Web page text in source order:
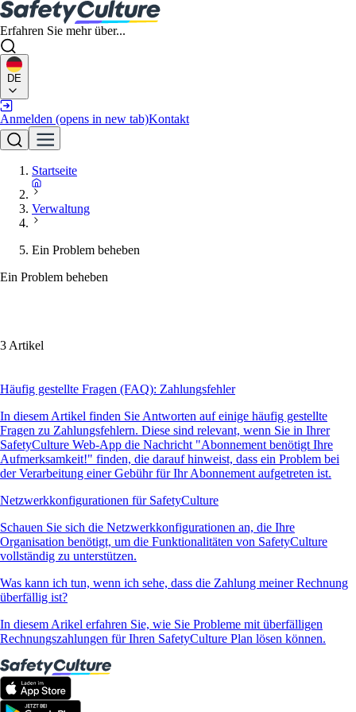
Erfahren Sie mehr über...
DE
Anmelden (opens in new tab)Kontakt
Startseite
Verwaltung
Ein Problem beheben
Ein Problem beheben
3 Artikel
Häufig gestellte Fragen (FAQ): Zahlungsfehler
In diesem Artikel finden Sie Antworten auf einige häufig gestellte
Fragen zu Zahlungsfehlern. Diese sind relevant, wenn Sie in Ihrer
SafetyCulture Web-App die Nachricht "Abonnement benötigt Ihre
Aufmerksamkeit!" finden, die darauf hinweist, dass ein Problem bei
der Verarbeitung einer Gebühr für Ihr Abonnement aufgetreten ist.
Netzwerkkonfigurationen für SafetyCulture
Schauen Sie sich die Netzwerkkonfigurationen an, die Ihre
Organisation benötigt, um die Funktionalitäten von SafetyCulture
vollständig zu unterstützen.
Was kann ich tun, wenn ich sehe, dass die Zahlung meiner Rechnung
überfällig ist?
In diesem Arikel erfahren Sie, wie Sie Probleme mit überfälligen
Rechnungszahlungen für Ihren SafetyCulture Plan lösen können.